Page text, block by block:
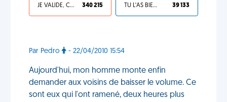
JE VALIDE, C'EST UNE VDM 340 215 TU L'AS BIEN MÉRITÉ 39 133
Par Pedro - 22/04/2010 15:54
Aujourd'hui, mon homme monte enfin
demander aux voisins de baisser le volume. Ce
sont eux qui l'ont ramené, deux heures plus